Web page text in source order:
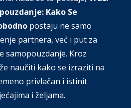
Kako Se
postaju ne samo
partnera, već i put za
samopouzdanje. Kroz
naučiti kako se izraziti na
privlačan i istinit
i željama.